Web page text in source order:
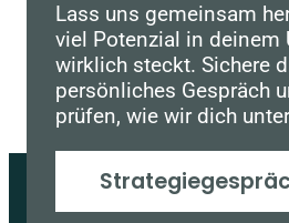
Lass uns gemeinsam
viel Potenzial in deinem
wirklich steckt. Sichere
persönliches Gespräch
prüfen, wie wir dich